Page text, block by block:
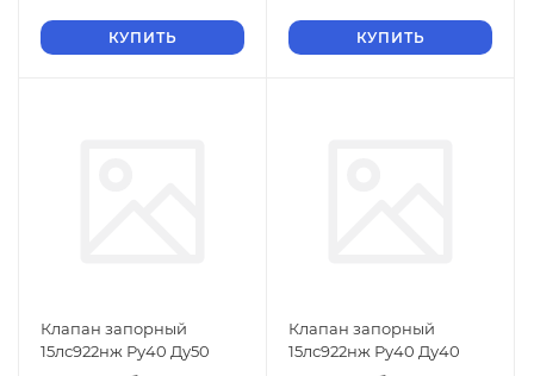
КУПИТЬ КУПИТЬ
Клапан запорный
15лс922нж Ру40 Ду50
Клапан запорный
15лс922нж Ру40 Ду40